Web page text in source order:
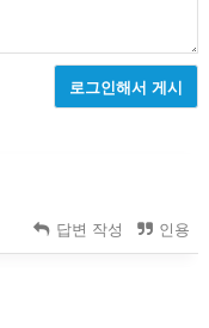
로그인해서 게시
답변 작성 인용